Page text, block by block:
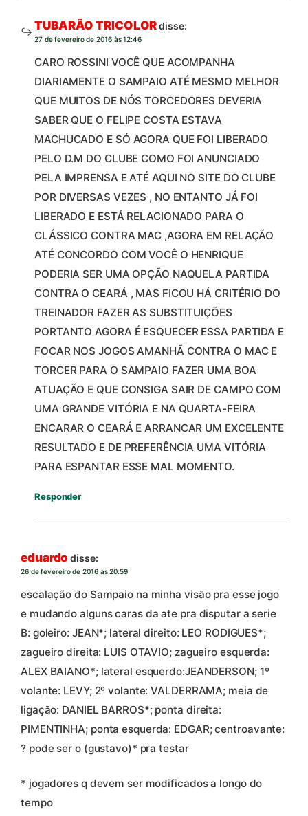
TUBARÃO TRICOLORdisse:
27 de fevereiro de 2016 às 12:46
CARO ROSSINI VOCÊ QUE ACOMPANHA
DIARIAMENTE O SAMPAIO ATÉ MESMO MELHOR
QUE MUITOS DE NÓS TORCEDORES DEVERIA
SABER QUE O FELIPE COSTA ESTAVA
MACHUCADO E SÓ AGORA QUE FOI LIBERADO
PELO D.M DO CLUBE COMO FOI ANUNCIADO
PELA IMPRENSA E ATÉ AQUI NO SITE DO CLUBE
POR DIVERSAS VEZES , NO ENTANTO JÁ FOI
LIBERADO E ESTÁ RELACIONADO PARA O
CLÁSSICO CONTRA MAC ,AGORA EM RELAÇÃO
ATÉ CONCORDO COM VOCÊ O HENRIQUE
PODERIA SER UMA OPÇÃO NAQUELA PARTIDA
CONTRA O CEARÁ , MAS FICOU HÁ CRITÉRIO DO
TREINADOR FAZER AS SUBSTITUIÇÕES
PORTANTO AGORA É ESQUECER ESSA PARTIDA E
FOCAR NOS JOGOS AMANHÃ CONTRA O MAC E
TORCER PARA O SAMPAIO FAZER UMA BOA
ATUAÇÃO E QUE CONSIGA SAIR DE CAMPO COM
UMA GRANDE VITÓRIA E NA QUARTA-FEIRA
ENCARAR O CEARÁ E ARRANCAR UM EXCELENTE
RESULTADO E DE PREFERÊNCIA UMA VITÓRIA
PARA ESPANTAR ESSE MAL MOMENTO.
Responder
eduardo disse:
26 de fevereiro de 2016 às 20:59
escalação do Sampaio na minha visão pra esse jogo
e mudando alguns caras da ate pra disputar a serie
B: goleiro: JEAN*; lateral direito: LEO RODIGUES*;
zagueiro direita: LUIS OTAVIO; zagueiro esquerda:
ALEX BAIANO*; lateral esquerdo:JEANDERSON; 1º
volante: LEVY; 2º volante: VALDERRAMA; meia de
ligação: DANIEL BARROS*; ponta direita:
PIMENTINHA; ponta esquerda: EDGAR; centroavante:
? pode ser o (gustavo)* pra testar
* jogadores q devem ser modificados a longo do
tempo